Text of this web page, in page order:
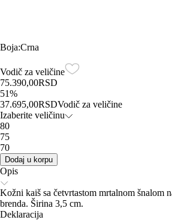
Boja:Crna
Vodič za veličine
75.390,00RSD
51%
37.695,00RSDVodič za veličine
Izaberite veličinu
80
75
70
Dodaj u korpu
Opis
Kožni kaiš sa četvrtastom mrtalnom šnalom
brenda. Širina 3,5 cm.
Deklaracija